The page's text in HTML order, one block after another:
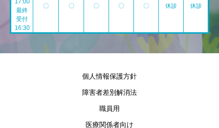
17:00
最終
受付
16:30
〇 〇 〇 〇 〇 休診 休診
個人情報保護方針
障害者差別解消法
職員用
医療関係者向け